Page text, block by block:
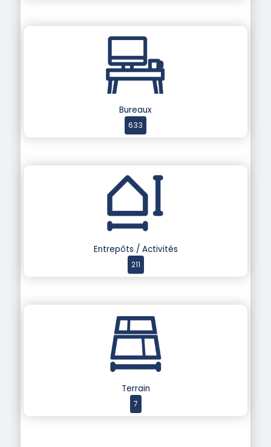
Bureaux
633
Entrepôts / Activités
211
Terrain
7